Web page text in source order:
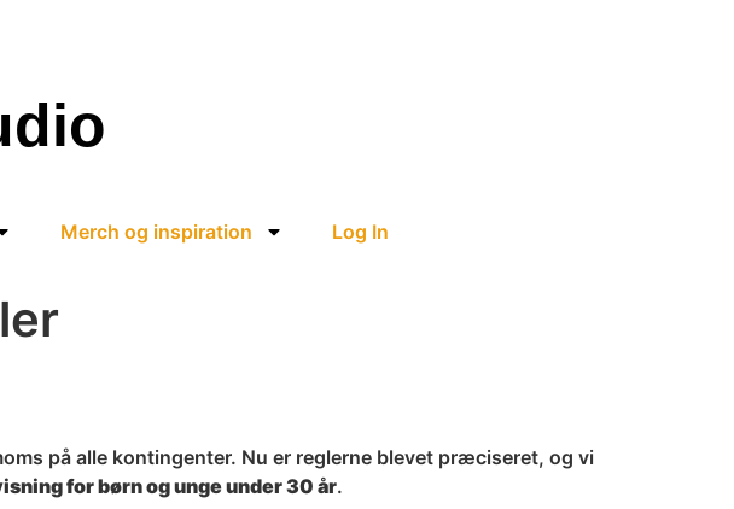
Merch og inspiration Log In
på alle kontingenter. Nu er reglerne blevet præciseret, og vi
for børn og unge under 30 år.